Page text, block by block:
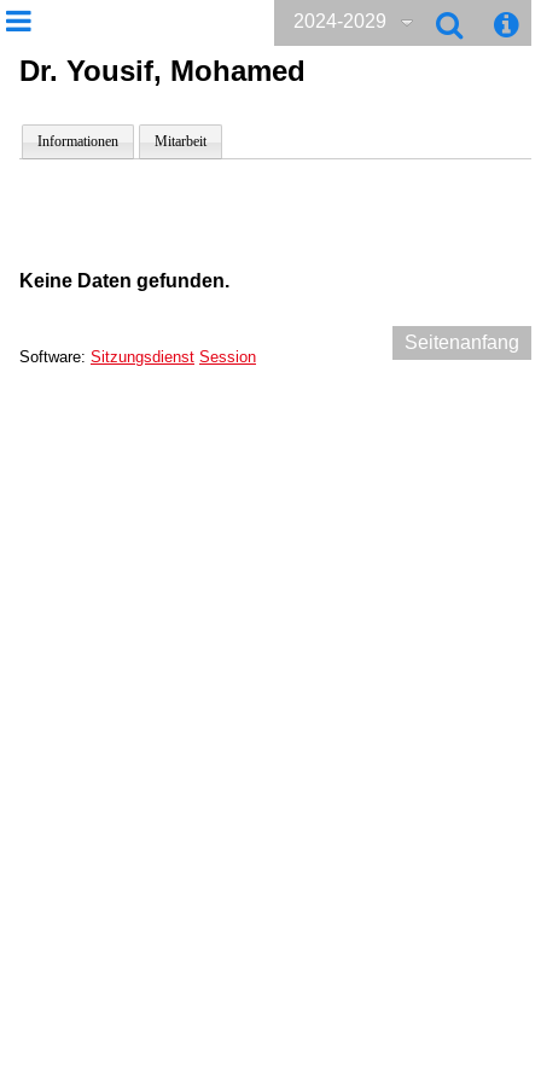
2024-2029
Dr. Yousif, Mohamed
Informationen Mitarbeit
Keine Daten gefunden.
Seitenanfang
Software: Sitzungsdienst Session